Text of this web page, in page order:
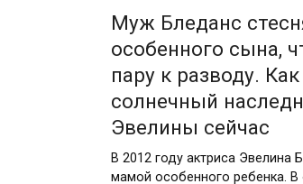
Муж Бледанс
особенного сына,
пару к разводу.
солнечный
Эвелины сейчас
В 2012 году актриса Эвелина
мамой особенного ребенка. В